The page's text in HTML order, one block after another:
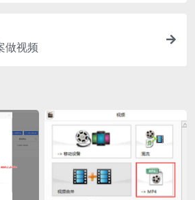
做视频